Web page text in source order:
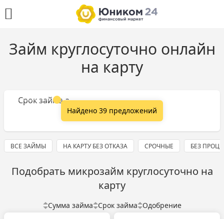
Займ круглосуточно онлайн
на карту
Сумма займа
Срок займа
Найдено 39 предложений
ВСЕ ЗАЙМЫ НА КАРТУ БЕЗ ОТКАЗА СРОЧНЫЕ БЕЗ
Подобрать микрозайм круглосуточно на
карту
Сумма займа Срок займа Одобрение